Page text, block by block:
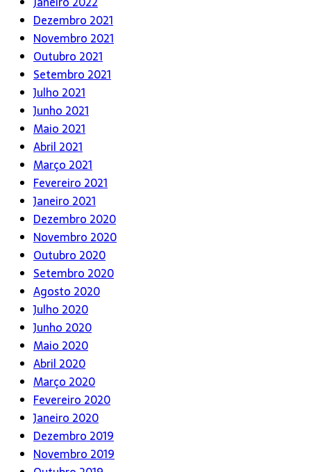
Dezembro 2021
Novembro 2021
Outubro 2021
Setembro 2021
Julho 2021
Junho 2021
Maio 2021
Abril 2021
Março 2021
Fevereiro 2021
Janeiro 2021
Dezembro 2020
Novembro 2020
Outubro 2020
Setembro 2020
Agosto 2020
Julho 2020
Junho 2020
Maio 2020
Abril 2020
Março 2020
Fevereiro 2020
Janeiro 2020
Dezembro 2019
Novembro 2019